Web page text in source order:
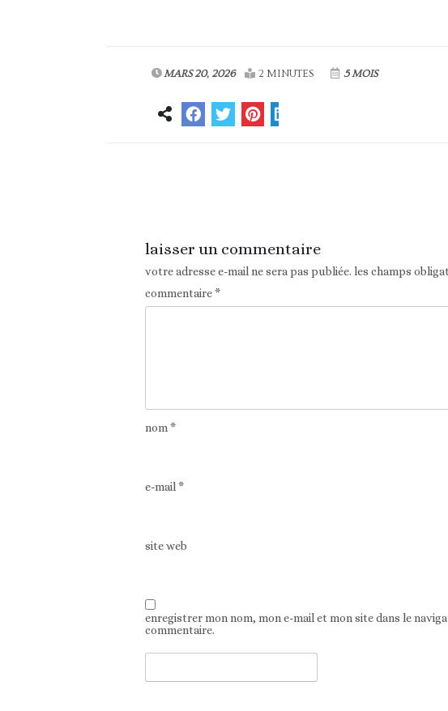
MARS 20, 2026 2 MINUTES 5 MOIS
laisser un commentaire
votre adresse e-mail ne sera pas publiée. les champs
commentaire*
nom *
e-mail *
site web
enregistrer mon nom, mon e-mail et mon site dans le
commentaire.